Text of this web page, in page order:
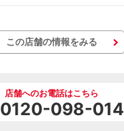
この店舗の情報をみる
店舗へのお電話はこちら
0120-098-014